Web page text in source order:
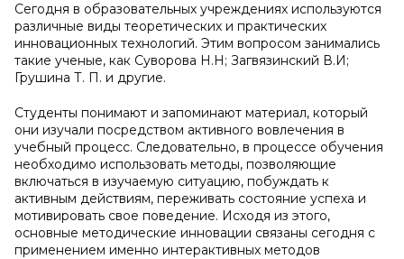
Сегодня в образовательных учреждениях используются
различные виды теоретических и практических
инновационных технологий. Этим вопросом занимались
такие ученые, как Суворова Н.Н; Загвязинский В.И;
Грушина Т. П. и другие.
Студенты понимают и запоминают материал, который
они изучали посредством активного вовлечения в
учебный процесс. Следовательно, в процессе обучения
необходимо использовать методы, позволяющие
включаться в изучаемую ситуацию, побуждать к
активным действиям, переживать состояние успеха и
мотивировать свое поведение. Исходя из этого,
основные методические инновации связаны сегодня с
применением именно интерактивных методов